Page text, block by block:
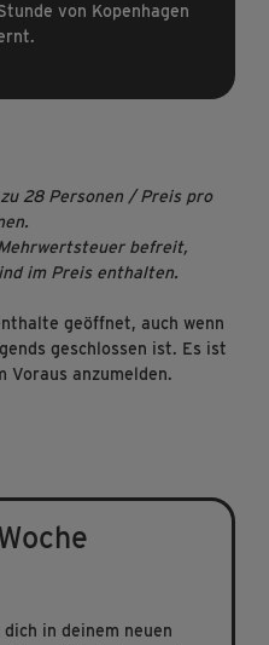
von Kopenhagen
28 Personen / Preis pro
befreit,
im Preis enthalten.
geöffnet, auch wenn
geschlossen ist. Es ist
Voraus anzumelden.
in deinem neuen